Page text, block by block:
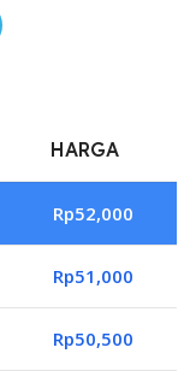
HARGA
Rp52,000
Rp51,000
Rp50,500